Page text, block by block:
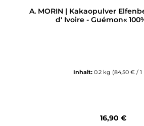
A. MORIN | Kakaopulver
d' Ivoire - Guémon«
Inhalt: 0.2 kg (84,50 € / 1
Regulärer
16,90 €